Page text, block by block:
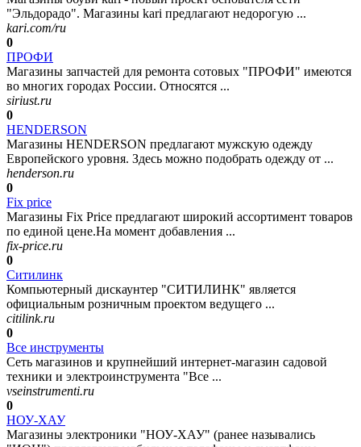
"Эльдорадо". Магазины kari предлагают недорогую ...
kari.com/ru
0
ПРОФИ
Магазины запчастей для ремонта сотовых "ПРОФИ" имеются
во многих городах России. Относятся ...
siriust.ru
0
HENDERSON
Магазины HENDERSON предлагают мужскую одежду
Европейского уровня. Здесь можно подобрать одежду от ...
henderson.ru
0
Fix price
Магазины Fix Price предлагают широкий ассортимент товаров
по единой цене.На момент добавления ...
fix-price.ru
0
Ситилинк
Компьютерный дискаунтер "СИТИЛИНК" является
официальным розничным проектом ведущего ...
citilink.ru
0
Все инструменты
Сеть магазинов и крупнейший интернет-магазин садовой
техники и электроинструмента "Все ...
vseinstrumenti.ru
0
НОУ-ХАУ
Магазины электроники "НОУ-ХАУ" (ранее назывались